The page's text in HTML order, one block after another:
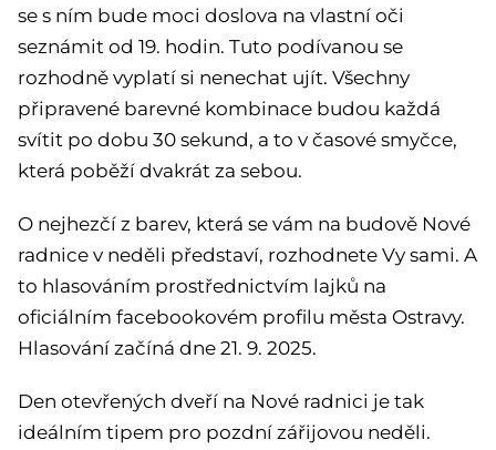
se s ním bude moci doslova na vlastní oči
seznámit od 19. hodin. Tuto podívanou se
rozhodně vyplatí si nenechat ujít. Všechny
připravené barevné kombinace budou každá
svítit po dobu 30 sekund, a to v časové smyčce,
která poběží dvakrát za sebou.
O nejhezčí z barev, která se vám na budově Nové
radnice v neděli představí, rozhodnete Vy sami. A
to hlasováním prostřednictvím lajků na
oficiálním facebookovém profilu města Ostravy.
Hlasování začíná dne 21. 9. 2025.
Den otevřených dveří na Nové radnici je tak
ideálním tipem pro pozdní zářijovou neděli.